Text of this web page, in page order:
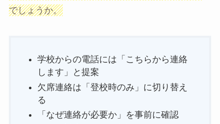
でしょうか。
学校からの電話には「こちらから連絡
します」と提案
欠席連絡は「登校時のみ」に切り替え
る
「なぜ連絡が必要か」を事前に確認